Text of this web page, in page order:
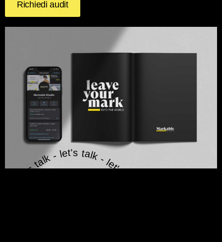
Richiedi audit
Let's talk - let's talk - let's talk -